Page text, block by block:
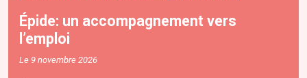
Épide: un accompagnement vers
l’emploi
Le 9 novembre 2026